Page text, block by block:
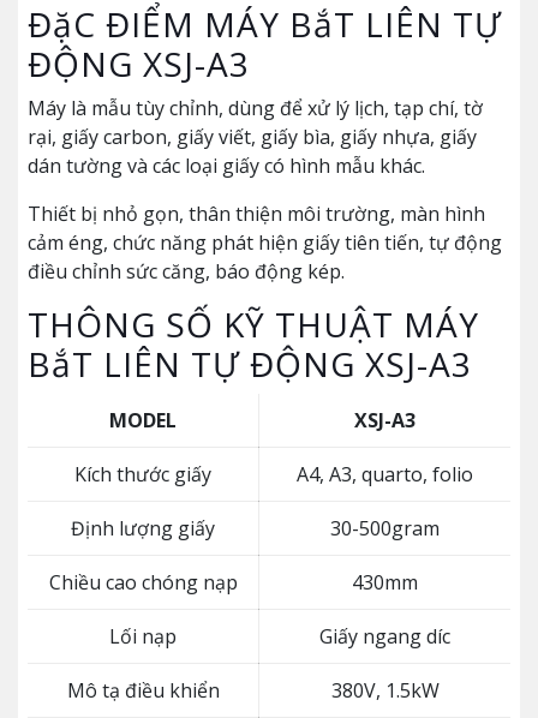
ĐặC ĐIỂM MÁY BắT LIÊN TỰ
ĐỘNG XSJ-A3
Máy là mẫu tùy chỉnh, dùng để xử lý lịch, tạp chí, tờ
rại, giấy carbon, giấy viết, giấy bìa, giấy nhựa, giấy
dán tường và các loại giấy có hình mẫu khác.
Thiết bị nhỏ gọn, thân thiện môi trường, màn hình
cảm éng, chức năng phát hiện giấy tiên tiến, tự động
điều chỉnh sức căng, báo động kép.
THÔNG SỐ KỸ THUẬT MÁY
BắT LIÊN TỰ ĐỘNG XSJ-A3
MODEL XSJ-A3
Kích thước giấy A4, A3, quarto, folio
Định lượng giấy 30-500gram
Chiều cao chóng nạp 430mm
Lối nạp Giấy ngang díc
Mô tạ điều khiển 380V, 1.5kW